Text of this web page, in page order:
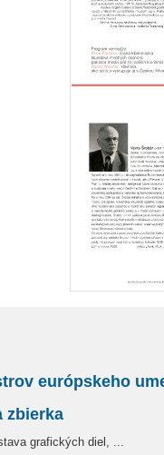
európskeho
zbierka
grafických diel, ...